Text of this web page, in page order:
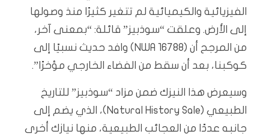
الفيزيائية والكيميائية لم تتغير كثيرًا منذ وصولها
إلى الأرض. وعلقت “سوذبيز” قائلة: “بمعنى آخر،
من المرجح أن (NWA 16788) وافد حديث نسبيًا إلى
كوكبنا، بعد أن سقط من الفضاء الخارجي مؤخرًا”.
وسيعرض هذا النيزك ضمن مزاد “سوذبيز” للتاريخ
الطبيعي (Natural History Sale)، الذي يضم إلى
جانبه عددًا من العجائب الطبيعية، منها نيازك أخرى